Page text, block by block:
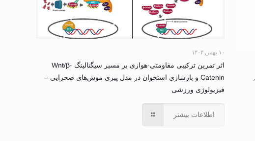
۱۰ بهمن ۱۴۰۴
اثر تمرین ترکیبی مقاومتی-هوازی بر مسیر سیگنالینگ Wnt/β-
Catenin و بازسازی استخوان در مدل پیری موش‌های صحرایی –
فیزیولوژی ورزشی
اطلاعات بیشتر